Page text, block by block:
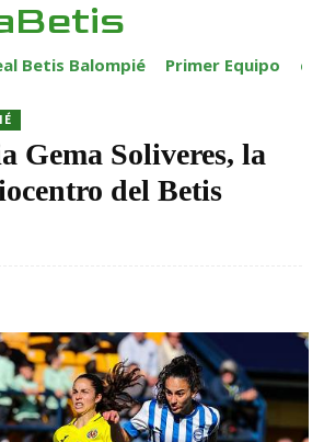
Betis Balompié Primer Equipo
Gema Soliveres, la
del Betis